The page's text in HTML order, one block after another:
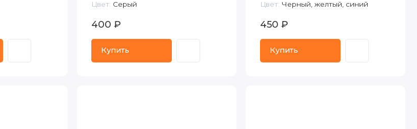
Цвет: Серый
400 ₽
Купить
Цвет: Черный, желтый, синий
450 ₽
Купить